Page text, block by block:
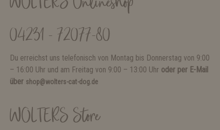
04231 - 72077-80
Du erreichst uns telefonisch von Montag bis Donnerstag von 9:00
– 16:00 Uhr und am Freitag von 9:00 – 13:00 Uhr oder per E-Mail
über shop@wolters-cat-dog.de
WOLTERS Store